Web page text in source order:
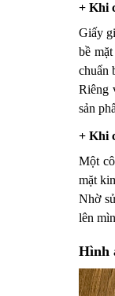
+ Khi
Giấy
bề
chuẩn
Riêng
sản
+ Khi
Một
mặt
Nhờ
lên
Hình